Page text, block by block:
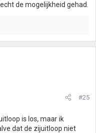
de mogelijkheid gehad.
#25
is los, maar ik
dat de zijuitloop niet